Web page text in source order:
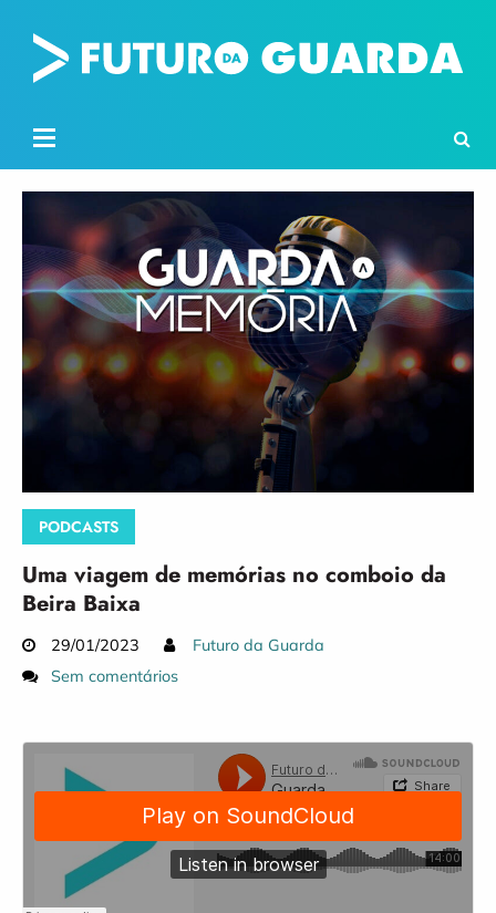
PODCASTS
Uma viagem de memórias no comboio da
Beira Baixa
29/01/2023
Futuro da Guarda
Sem comentários